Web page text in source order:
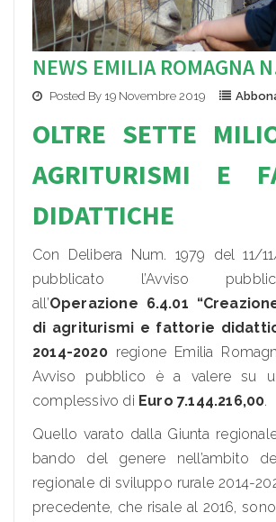
NEWS EMILIA ROMAGNA
Posted By 19 Novembre 2019
OLTRE SETTE
AGRITURISMI E
DIDATTICHE
Con Delibera Num. 1979 del 11/
pubblicato l’Avviso
all’Operazione 6.4.01
di agriturismi e fattorie
2014-2020regione Emilia
Avviso pubblico è a valere su
complessivo di Euro 7.144.216,00.
Quello varato dalla Giunta
bando del genere nell’ambito
regionale di sviluppo rurale 2014-
precedente, che risale al 2016,